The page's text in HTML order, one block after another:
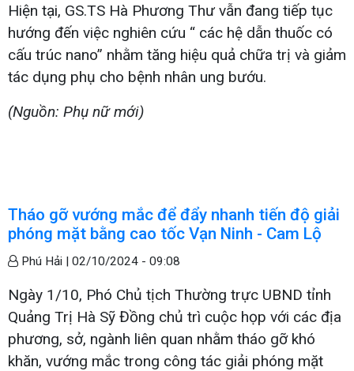
Hiện tại, GS.TS Hà Phương Thư vẫn đang tiếp tục
hướng đến việc nghiên cứu “ các hệ dẫn thuốc có
cấu trúc nano” nhằm tăng hiệu quả chữa trị và giảm
tác dụng phụ cho bệnh nhân ung bướu.
(Nguồn: Phụ nữ mới)
Tháo gỡ vướng mắc để đẩy nhanh tiến độ giải
phóng mặt bằng cao tốc Vạn Ninh - Cam Lộ
Phú Hải | 02/10/2024 - 09:08
Ngày 1/10, Phó Chủ tịch Thường trực UBND tỉnh
Quảng Trị Hà Sỹ Đồng chủ trì cuộc họp với các địa
phương, sở, ngành liên quan nhằm tháo gỡ khó
khăn, vướng mắc trong công tác giải phóng mặt